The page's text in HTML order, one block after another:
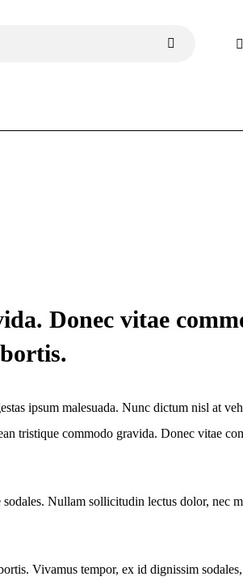
Donec vitae
ipsum malesuada. Nunc dictum nisl at
tristique commodo gravida. Donec vitae
Nullam sollicitudin lectus dolor, nec
Vivamus tempor, ex id dignissim